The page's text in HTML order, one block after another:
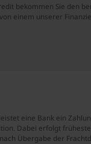
bekommen Sie den
einem unserer
eine Bank ein
Dabei erfolgt
Übergabe der